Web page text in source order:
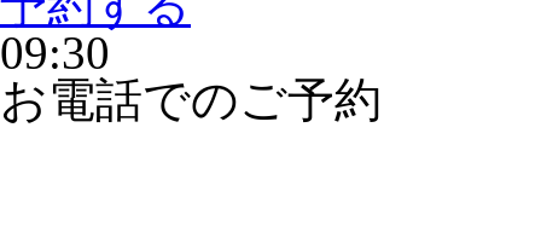
09:30
お電話でのご予約